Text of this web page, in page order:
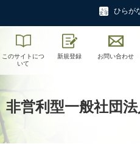
ひらが
このサイトにつ
いて
新規登録 お問い合わせ
非営利型一般社団